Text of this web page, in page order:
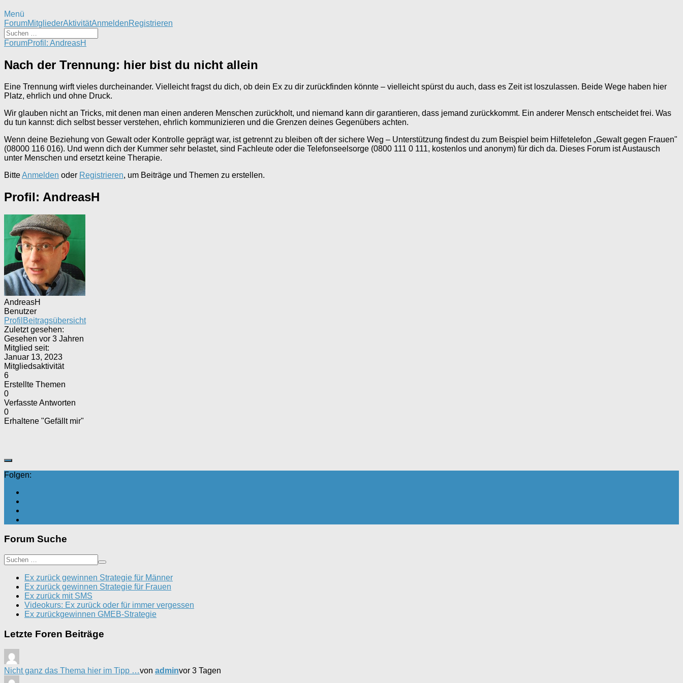
Menü
Forum-
Navigation
ForumMitgliederAktivitätAnmeldenRegistrieren
Forum-
-
Du
hier:
ForumProfil: AndreasH
Nach der Trennung: hier bist du nicht allein
Eine Trennung wirft vieles durcheinander. Vielleicht fragst du dich, ob dein Ex zu dir zurückfinden könnte – vielleicht spürst du auch, dass es Zeit ist loszulassen. Beide Wege haben hier
Platz, ehrlich und ohne Druck.
Wir glauben nicht an Tricks, mit denen man einen anderen Menschen zurückholt, und niemand kann dir garantieren, dass jemand zurückkommt. Ein anderer Mensch entscheidet frei. Was
du tun kannst: dich selbst besser verstehen, ehrlich kommunizieren und die Grenzen deines Gegenübers achten.
Wenn deine Beziehung von Gewalt oder Kontrolle geprägt war, ist getrennt zu bleiben oft der sichere Weg – Unterstützung findest du zum Beispiel beim Hilfetelefon „Gewalt gegen Frauen"
(08000 116 016). Und wenn dich der Kummer sehr belastet, sind Fachleute oder die Telefonseelsorge (0800 111 0 111, kostenlos und anonym) für dich da. Dieses Forum ist Austausch
unter Menschen und ersetzt keine Therapie.
BitteAnmelden oder Registrieren, um Beiträge und Themen zu erstellen.
Profil: AndreasH
AndreasH
Benutzer
Profil Beitragsübersicht
Zuletzt gesehen:
Gesehen vor 3 Jahren
Mitglied seit:
Januar 13, 2023
Mitgliedsaktivität
6
Erstellte Themen
0
Verfasste Antworten
0
Erhaltene "Gefällt mir"
Folgen:
Forum Suche
Ex zurück gewinnen Strategie für Männer
Ex zurück gewinnen Strategie für Frauen
Ex zurück mit SMS
Videokurs: Ex zurück oder für immer vergessen
Ex zurückgewinnen GMEB-Strategie
Letzte Foren Beiträge
Nicht ganz das Thema hier im Tipp …von adminvor 3 Tagen